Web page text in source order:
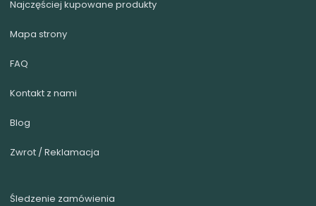
Najczęściej kupowane produkty
Mapa strony
FAQ
Kontakt z nami
Blog
Zwrot / Reklamacja
Śledzenie zamówienia